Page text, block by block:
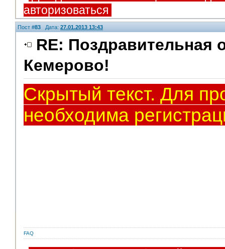
авторизоваться
Пост #83 Дата: 27.01.2013 13:43
RE: Поздравительная
Кемерово!
Скрытый текст. Для
необходима
Модераторы
FAQ